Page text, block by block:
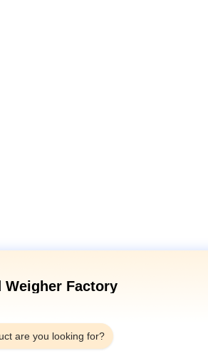
Weigher Factory
are you looking for?